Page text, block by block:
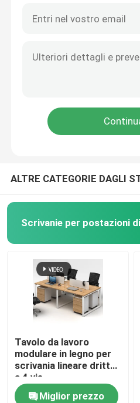
Reception dell'ufficio
Insieme delle feci della
Baccello insonorizzato
Angolo all'aperto Sofa Set
ALTRE CATEGORIE DAGLI
Tavolo da lavoro
modulare in legno per
scrivania lineare dritta
a 4 vie
Miglior prezzo